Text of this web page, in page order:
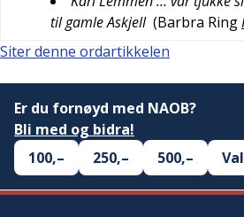
til gamle Askjell (Barbra Ring
Siter denne ordartikkelen
Er du fornøyd med NAOB?
Bli med og bidra!
100,–
250,– 500,–